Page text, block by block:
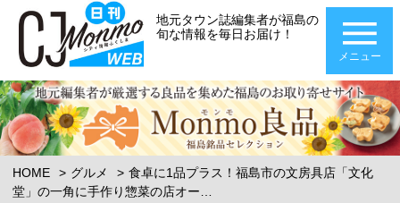
地元タウン誌編集者が福島の
旬な情報を毎日お届け！
メニュー
HOME グルメ
食卓に1品プラス！福島市の文房具店「文化
堂」の一角に手作り惣菜の店オー…